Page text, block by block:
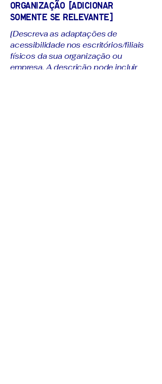
organização [adicionar
somente se relevante]
[Descreva as adaptações de
acessibilidade nos escritórios/filiais
físicos da sua organização ou
empresa. A descrição pode incluir